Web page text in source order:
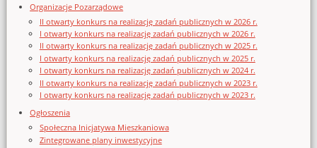
Organizacje Pozarządowe
II otwarty konkurs na realizację zadań publicznych w 2026 r.
I otwarty konkurs na realizację zadań publicznych w 2026 r.
II otwarty konkurs na realizację zadań publicznych w 2025 r.
I otwarty konkurs na realizację zadań publicznych w 2025 r.
I otwarty konkurs na realizację zadań publicznych w 2024 r.
II otwarty konkurs na realizację zadań publicznych w 2023 r.
I otwarty konkurs na realizację zadań publicznych w 2023 r.
Ogłoszenia
Społeczna Inicjatywa Mieszkaniowa
Zintegrowane plany inwestycyjne